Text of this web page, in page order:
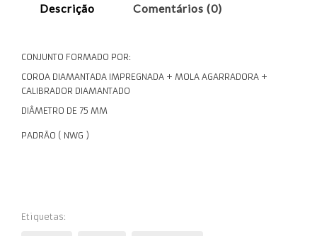
Descrição Comentários (0)
CONJUNTO FORMADO POR:
COROA DIAMANTADA IMPREGNADA + MOLA AGARRADORA +
CALIBRADOR DIAMANTADO
DIÂMETRO DE 75 MM
PADRÃO ( NWG )
Etiquetas: